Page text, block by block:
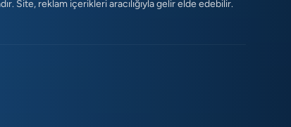
Site, reklam içerikleri aracılığıyla gelir elde edebilir.